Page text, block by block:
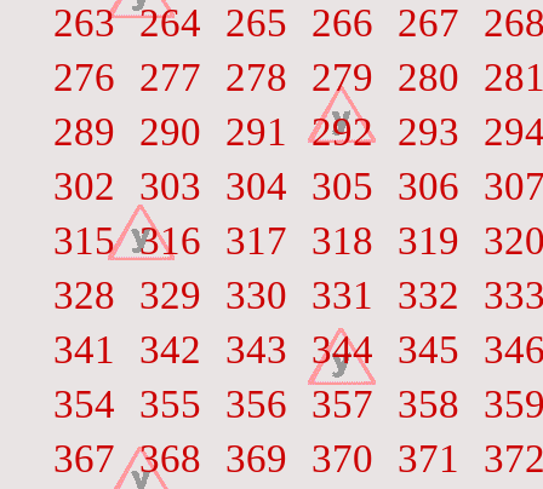
263 264 265 266 267
276
277 278 279 280
289
290 291 292 293
302
303 304 305 306
315 316 317 318 319
328
329 330 331 332
341
342 343 344 345
354
355 356 357 358
367 368 369 370 371